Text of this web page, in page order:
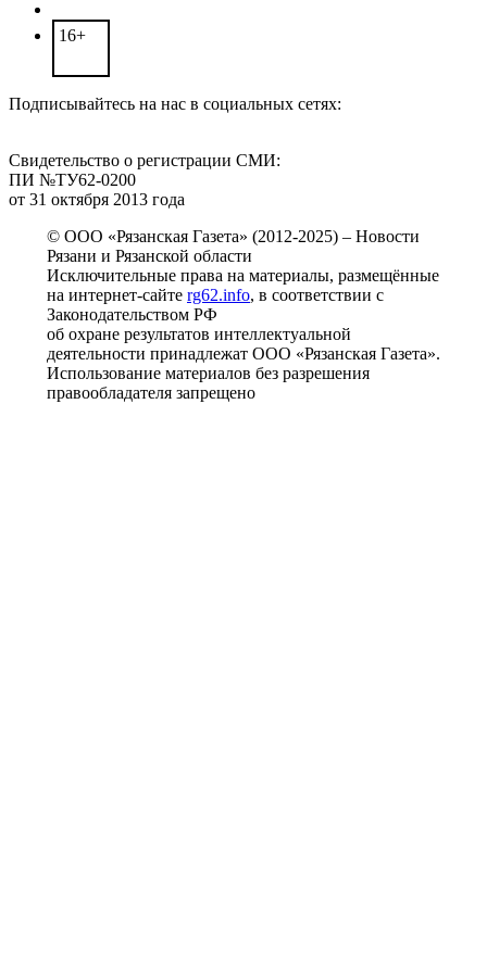
16+
Подписывайтесь на нас в социальных сетях:
Свидетельство о регистрации СМИ:
ПИ №ТУ62-0200
от 31 октября 2013 года
© ООО «Рязанская Газета» (2012-2025) – Новости
Рязани и Рязанской области
Исключительные права на материалы, размещённые
на интернет-сайте rg62.info, в соответствии с
Законодательством РФ
об охране результатов интеллектуальной
деятельности принадлежат ООО «Рязанская Газета».
Использование материалов без разрешения
правообладателя запрещено